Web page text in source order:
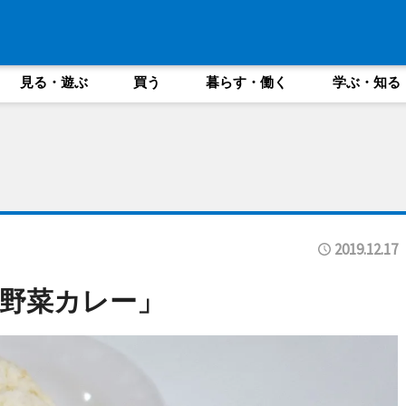
見る・遊ぶ 買う 暮らす・働く 学ぶ・知る
2019.12.17
菜カレー」